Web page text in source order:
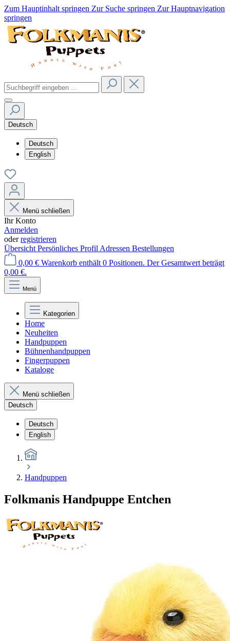
Zum Hauptinhalt springen Zur Suche springen Zur Hauptnavigation
springen
Deutsch
Deutsch
English
Menü schließen
Ihr Konto
Anmelden
oderregistrieren
Übersicht Persönliches Profil Adressen Bestellungen
0,00 € Warenkorb enthält 0 Positionen. Der Gesamtwert beträgt
0,00 €.
Menü
Kategorien
Home
Neuheiten
Handpuppen
Bühnenhandpuppen
Fingerpuppen
Kataloge
Menü schließen
Deutsch
Deutsch
English
Handpuppen
Folkmanis Handpuppe Entchen